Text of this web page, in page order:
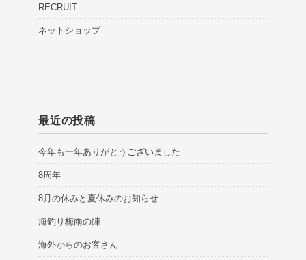
RECRUIT
ネットショップ
最近の投稿
今年も一年ありがとうございました
8周年
8月の休みと夏休みのお知らせ
海釣り梅雨の陣
海外からのお客さん